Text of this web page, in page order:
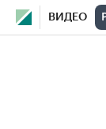
ВИДЕО